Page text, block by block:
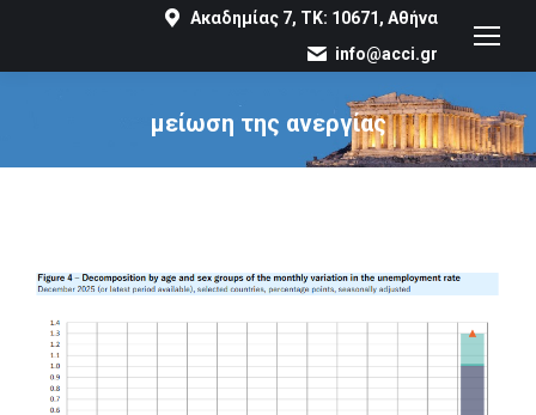
Ακαδημίας 7, ΤΚ: 10671, Αθήνα
info@acci.gr
μείωση της ανεργίας
You are here: